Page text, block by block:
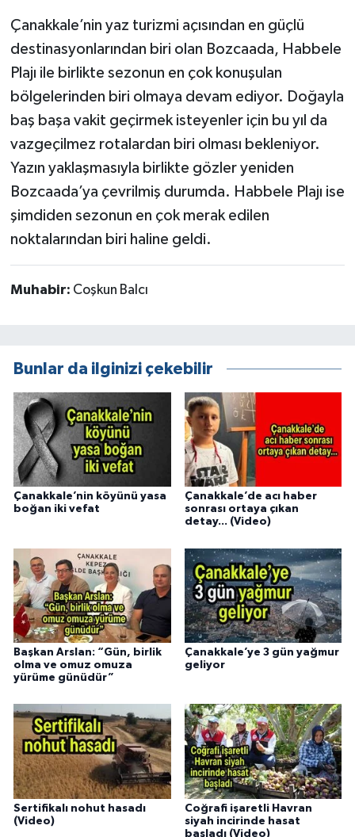
Çanakkale’nin yaz turizmi açısından en güçlü
destinasyonlarından biri olan Bozcaada, Habbele
Plajı ile birlikte sezonun en çok konuşulan
bölgelerinden biri olmaya devam ediyor. Doğayla
baş başa vakit geçirmek isteyenler için bu yıl da
vazgeçilmez rotalardan biri olması bekleniyor.
Yazın yaklaşmasıyla birlikte gözler yeniden
Bozcaada’ya çevrilmiş durumda. Habbele Plajı ise
şimdiden sezonun en çok merak edilen
noktalarından biri haline geldi.
Muhabir: Coşkun Balcı
Bunlar da ilginizi çekebilir
Çanakkale’nin köyünü yasa
boğan iki vefat
Çanakkale’de acı haber
sonrası ortaya çıkan
detay... (Video)
Başkan Arslan: “Gün, birlik
olma ve omuz omuza
yürüme günüdür”
Çanakkale’ye 3 gün yağmur
geliyor
Sertifikalı nohut hasadı
(Video)
Coğrafi işaretli Havran
siyah incirinde hasat
başladı (Video)